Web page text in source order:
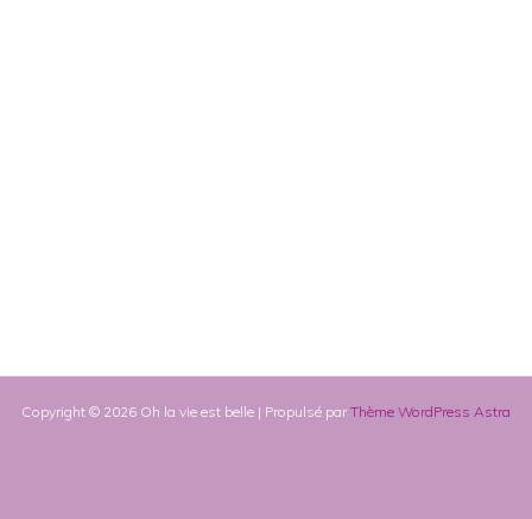
Copyright © 2026 Oh la vie est belle | Propulsé par Thème WordPress Astra